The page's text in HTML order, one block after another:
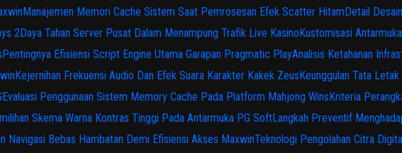
Manajemen Memori Cache Sistem Saat Pemrosesan Efek Scatter HitamDetail
2Daya Tahan Server Pusat Dalam Menampung Trafik Live KasinoKustomisasi
Pentingnya Efisiensi Script Engine Utama Garapan Pragmatic PlayAnalisis Ketahanan
Kejernihan Frekuensi Audio Dan Efek Suara Karakter Kakek ZeusKeunggulan Tata
Evaluasi Penggunaan Sistem Memory Cache Pada Platform Mahjong WinsKriteria
Skema Warna Kontras Tinggi Pada Antarmuka PG SoftLangkah Preventif
Navigasi Bebas Hambatan Demi Efisiensi Akses MaxwinTeknologi Pengolahan Citra